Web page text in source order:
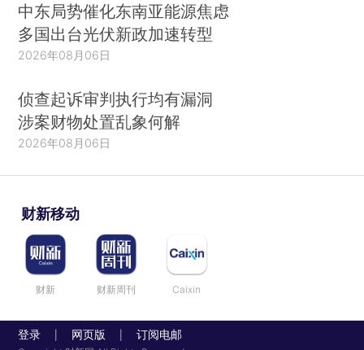
中东局势催化东南亚能源焦虑
多国出台光伏新政加速转型
2026年08月06日
侦查起诉审判执行均有漏洞
涉案财物处置乱象何解
2026年08月06日
财新移动
财新 财新周刊 Caixin
登录 网页版 订阅电邮